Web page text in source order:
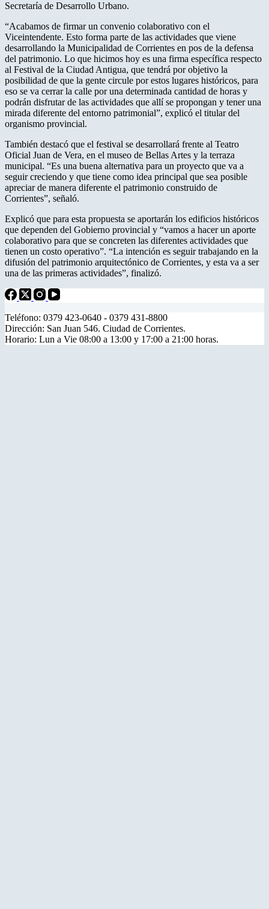
Secretaría de Desarrollo Urbano.
“Acabamos de firmar un convenio colaborativo con el
Viceintendente. Esto forma parte de las actividades que viene
desarrollando la Municipalidad de Corrientes en pos de la defensa
del patrimonio. Lo que hicimos hoy es una firma específica respecto
al Festival de la Ciudad Antigua, que tendrá por objetivo la
posibilidad de que la gente circule por estos lugares históricos, para
eso se va cerrar la calle por una determinada cantidad de horas y
podrán disfrutar de las actividades que allí se propongan y tener una
mirada diferente del entorno patrimonial”, explicó el titular del
organismo provincial.
También destacó que el festival se desarrollará frente al Teatro
Oficial Juan de Vera, en el museo de Bellas Artes y la terraza
municipal. “Es una buena alternativa para un proyecto que va a
seguir creciendo y que tiene como idea principal que sea posible
apreciar de manera diferente el patrimonio construido de
Corrientes”, señaló.
Explicó que para esta propuesta se aportarán los edificios históricos
que dependen del Gobierno provincial y “vamos a hacer un aporte
colaborativo para que se concreten las diferentes actividades que
tienen un costo operativo”. “La intención es seguir trabajando en la
difusión del patrimonio arquitectónico de Corrientes, y esta va a ser
una de las primeras actividades”, finalizó.
Teléfono: 0379 423-0640 - 0379 431-8800
Dirección: San Juan 546. Ciudad de Corrientes.
Horario: Lun a Vie 08:00 a 13:00 y 17:00 a 21:00 horas.